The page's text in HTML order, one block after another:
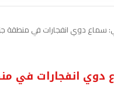
سماع دوي انفجارات في منطقة
دوي انفجارات في